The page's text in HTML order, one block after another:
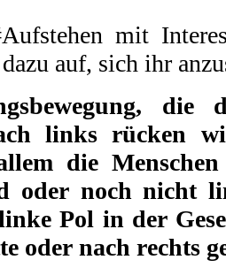
mit
auf, sich ihr
die
links rücken
die
oder noch nicht
Pol in der
oder nach rechts